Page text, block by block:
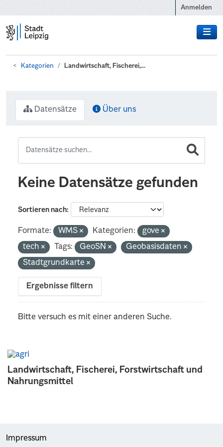
Anmelden
Kategorien Landwirtschaft, Fischerei,...
Landwirtschaft, Fischerei, Forstwirtschaft und
Nahrungsmittel
Datensätze Über uns
Keine Datensätze gefunden
Sortieren nach
Formate: WMS Kategorien:
gove
tech
Tags: GeoSN
Geobasisdaten
Stadtgrundkarte
Ergebnisse filtern
Bitte versuch es mit einer anderen Suche.
Impressum